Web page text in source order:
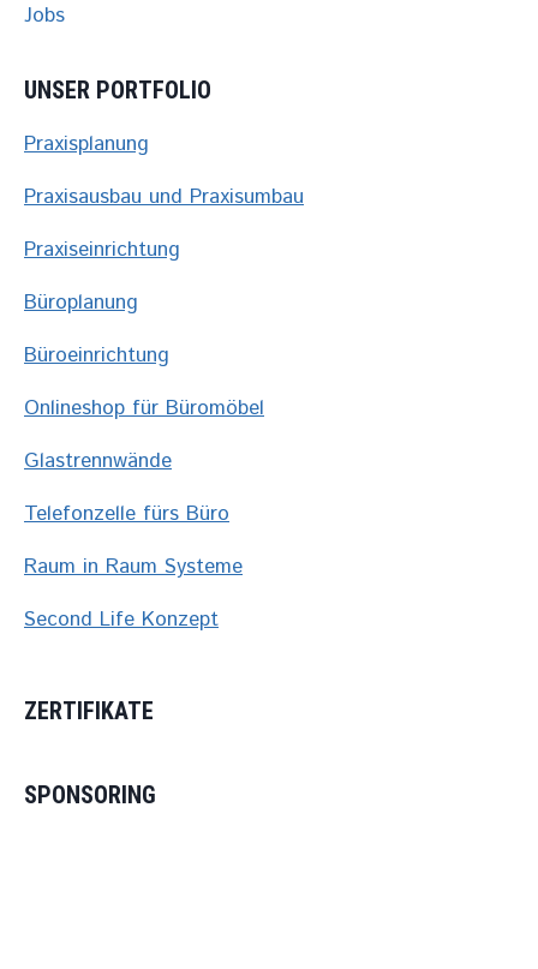
Jobs
UNSER PORTFOLIO
Praxisplanung
Praxisausbau und Praxisumbau
Praxiseinrichtung
Büroplanung
Büroeinrichtung
Onlineshop für Büromöbel
Glastrennwände
Telefonzelle fürs Büro
Raum in Raum Systeme
Second Life Konzept
ZERTIFIKATE
SPONSORING